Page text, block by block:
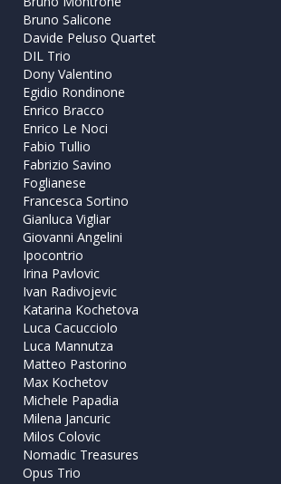
Bruno Salicone
Davide Peluso Quartet
DIL Trio
Dony Valentino
Egidio Rondinone
Enrico Bracco
Enrico Le Noci
Fabio Tullio
Fabrizio Savino
Foglianese
Francesca Sortino
Gianluca Vigliar
Giovanni Angelini
Ipocontrio
Irina Pavlovic
Ivan Radivojevic
Katarina Kochetova
Luca Cacucciolo
Luca Mannutza
Matteo Pastorino
Max Kochetov
Michele Papadia
Milena Jancuric
Milos Colovic
Nomadic Treasures
Opus Trio